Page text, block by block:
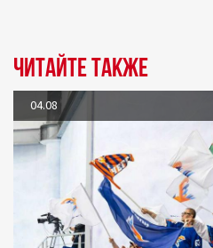
Читайте также
04.08